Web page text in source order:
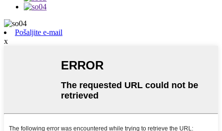
Pošaljite e-mail
x